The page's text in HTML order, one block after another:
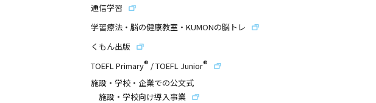
通信学習
学習療法・脳の健康教室・KUMONの脳トレ
くもん出版
TOEFL Primary® /TOEFL Junior®
施設・学校・企業での公文式
施設・学校向け導入事業